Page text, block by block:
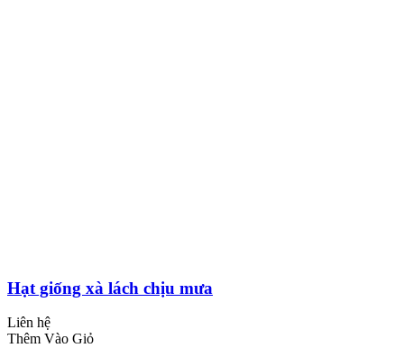
Hạt giống xà lách chịu mưa
Liên hệ
Thêm Vào Giỏ